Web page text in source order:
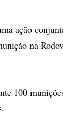
ação
na
100